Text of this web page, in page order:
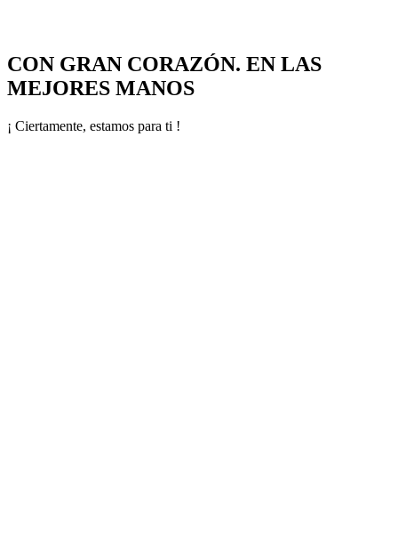
CON GRAN CORAZÓN. EN LAS
MEJORES MANOS
¡ Ciertamente, estamos para ti !